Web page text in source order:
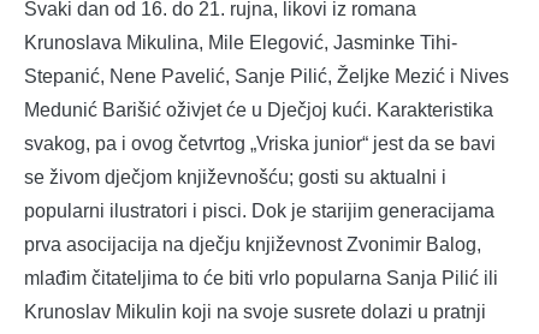
Svaki dan od 16. do 21. rujna, likovi iz romana
Krunoslava Mikulina, Mile Elegović, Jasminke Tihi-
Stepanić, Nene Pavelić, Sanje Pilić, Željke Mezić i Nives
Medunić Barišić oživjet će u Dječjoj kući. Karakteristika
svakog, pa i ovog četvrtog „Vriska junior“ jest da se bavi
se živom dječjom književnošću; gosti su aktualni i
popularni ilustratori i pisci. Dok je starijim generacijama
prva asocijacija na dječju književnost Zvonimir Balog,
mlađim čitateljima to će biti vrlo popularna Sanja Pilić ili
Krunoslav Mikulin koji na svoje susrete dolazi u pratnji